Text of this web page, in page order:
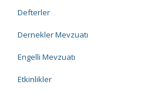
Defterler
Dernekler Mevzuatı
Engelli Mevzuatı
Etkinlikler